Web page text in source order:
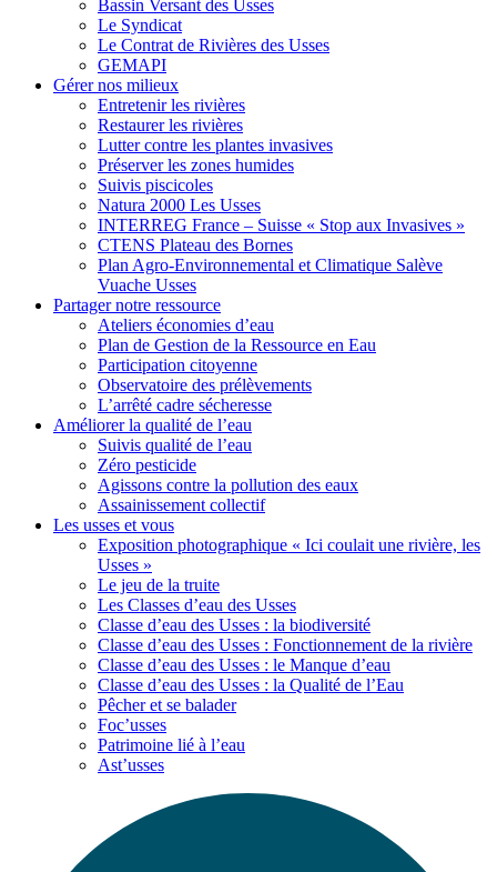
Bassin Versant des Usses
Le Syndicat
Le Contrat de Rivières des Usses
GEMAPI
Gérernos milieux
Entretenir les rivières
Restaurer les rivières
Lutter contre les plantes invasives
Préserver les zones humides
Suivis piscicoles
Natura 2000 Les Usses
INTERREG France – Suisse « Stop aux Invasives »
CTENS Plateau des Bornes
Plan Agro-Environnemental et Climatique Salève
Vuache Usses
Partagernotre ressource
Ateliers économies d’eau
Plan de Gestion de la Ressource en Eau
Participation citoyenne
Observatoire des prélèvements
L’arrêté cadre sécheresse
Améliorerla qualité de l’eau
Suivis qualité de l’eau
Zéro pesticide
Agissons contre la pollution des eaux
Assainissement collectif
Les usses et vous
Exposition photographique « Ici coulait une rivière, les
Usses »
Le jeu de la truite
Les Classes d’eau des Usses
Classe d’eau des Usses : la biodiversité
Classe d’eau des Usses : Fonctionnement de la rivière
Classe d’eau des Usses : le Manque d’eau
Classe d’eau des Usses : la Qualité de l’Eau
Pêcher et se balader
Foc’usses
Patrimoine lié à l’eau
Ast’usses